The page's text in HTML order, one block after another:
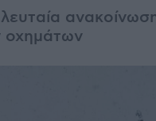
οχημάτων